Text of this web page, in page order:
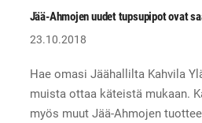
Jää-Ahmojen uudet tupsupipot ovat
23.10.2018
Hae omasi Jäähallilta Kahvila
muista ottaa käteistä mukaan.
myös muut Jää-Ahmojen